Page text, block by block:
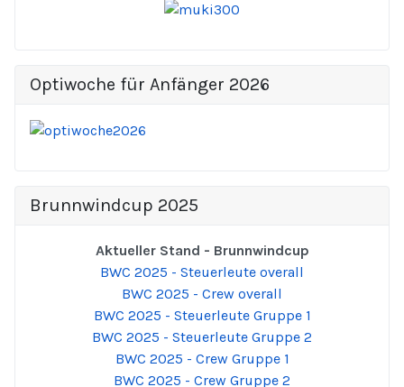
Optiwoche für Anfänger 2026
Brunnwindcup 2025
Aktueller Stand - Brunnwindcup
BWC 2025 - Steuerleute overall
BWC 2025 - Crew overall
BWC 2025 - Steuerleute Gruppe 1
BWC 2025 - Steuerleute Gruppe 2
BWC 2025 - Crew Gruppe 1
BWC 2025 - Crew Gruppe 2